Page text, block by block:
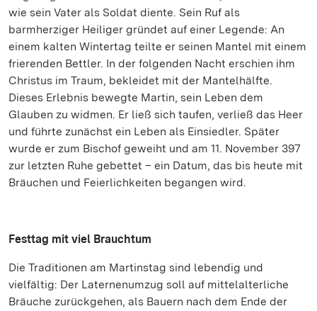
wie sein Vater als Soldat diente. Sein Ruf als
barmherziger Heiliger gründet auf einer Legende: An
einem kalten Wintertag teilte er seinen Mantel mit einem
frierenden Bettler. In der folgenden Nacht erschien ihm
Christus im Traum, bekleidet mit der Mantelhälfte.
Dieses Erlebnis bewegte Martin, sein Leben dem
Glauben zu widmen. Er ließ sich taufen, verließ das Heer
und führte zunächst ein Leben als Einsiedler. Später
wurde er zum Bischof geweiht und am 11. November 397
zur letzten Ruhe gebettet – ein Datum, das bis heute mit
Bräuchen und Feierlichkeiten begangen wird.
Festtag mit viel Brauchtum
Die Traditionen am Martinstag sind lebendig und
vielfältig: Der Laternenumzug soll auf mittelalterliche
Bräuche zurückgehen, als Bauern nach dem Ende der